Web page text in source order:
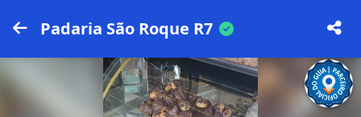
Padaria São Roque R7